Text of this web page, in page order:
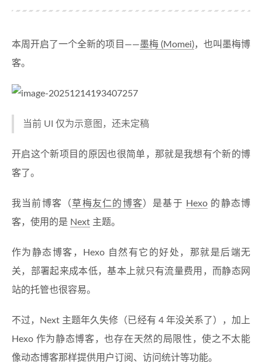
本周开启了一个全新的项目——墨梅 (Momei)，也叫墨梅博
客。
当前 UI 仅为示意图，还未定稿
开启这个新项目的原因也很简单，那就是我想有个新的博
客了。
我当前博客（ 草梅友仁的博客）是基于 Hexo 的静态博
客，使用的是 Next 主题。
作为静态博客，Hexo 自然有它的好处，那就是后端无
关，部署起来成本低，基本上就只有流量费用，而静态网
站的托管也很容易。
不过，Next 主题年久失修（已经有 4 年没关系了），加上
Hexo 作为静态博客，也存在天然的局限性，使之不太能
像动态博客那样提供用户订阅、访问统计等功能。